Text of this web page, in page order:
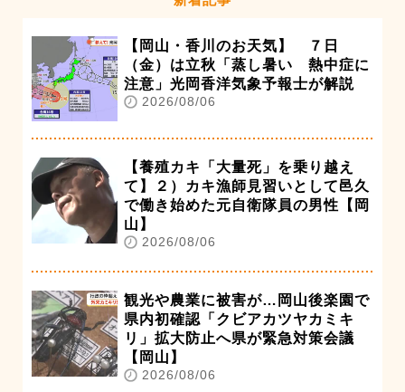
【岡山・香川のお天気】 ７日
（金）は立秋「蒸し暑い 熱中症に
注意」光岡香洋気象予報士が解説
2026/08/06
【養殖カキ「大量死」を乗り越え
て】２）カキ漁師見習いとして邑久
で働き始めた元自衛隊員の男性【岡
山】
2026/08/06
観光や農業に被害が…岡山後楽園で
県内初確認「クビアカツヤカミキ
リ」拡大防止へ県が緊急対策会議
【岡山】
2026/08/06